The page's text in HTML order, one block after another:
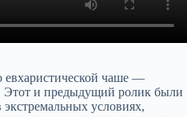
евхаристической чаше —
Этот и предыдущий ролик были
экстремальных условиях,